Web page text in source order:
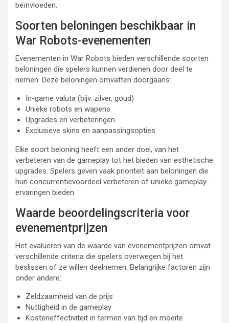
beïnvloeden.
Soorten beloningen beschikbaar in
War Robots-evenementen
Evenementen in War Robots bieden verschillende soorten
beloningen die spelers kunnen verdienen door deel te
nemen. Deze beloningen omvatten doorgaans:
In-game valuta (bijv. zilver, goud)
Unieke robots en wapens
Upgrades en verbeteringen
Exclusieve skins en aanpassingsopties
Elke soort beloning heeft een ander doel, van het
verbeteren van de gameplay tot het bieden van esthetische
upgrades. Spelers geven vaak prioriteit aan beloningen die
hun concurrentievoordeel verbeteren of unieke gameplay-
ervaringen bieden.
Waarde beoordelingscriteria voor
evenementprijzen
Het evalueren van de waarde van evenementprijzen omvat
verschillende criteria die spelers overwegen bij het
beslissen of ze willen deelnemen. Belangrijke factoren zijn
onder andere:
Zeldzaamheid van de prijs
Nuttigheid in de gameplay
Kosteneffectiviteit in termen van tijd en moeite